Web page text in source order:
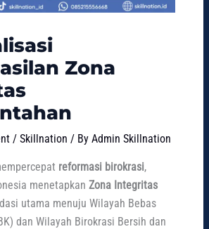
Zona
/Skillnation / ByAdmin Skillnation
reformasi birokrasi,
menetapkanZona Integritas
utama menuju Wilayah Bebas
dan Wilayah Birokrasi Bersih dan